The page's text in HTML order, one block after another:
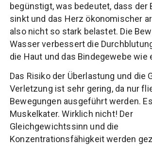
begünstigt, was bedeutet, dass der
sinkt und das Herz ökonomischer
also nicht so stark belastet. Die
Wasser verbessert die
die Haut und das Bindegewebe wie
Das Risiko der Überlastung und die
Verletzung ist sehr gering, da nur
Bewegungen ausgeführt werden.
Muskelkater. Wirklich nicht! Der
Gleichgewichtssinn und die
Konzentrationsfähigkeit werden